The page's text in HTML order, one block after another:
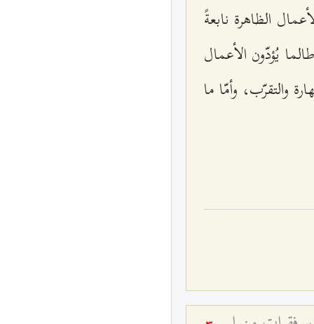
الظاهرة نابعةً
يُؤدّون الأعمال
والتقرّب، وأمّا ما